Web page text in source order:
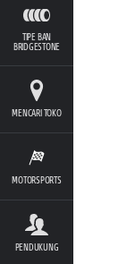
TIPE BAN
BRIDGESTONE
MENCARI TOKO
MOTORSPORTS
PENDUKUNG